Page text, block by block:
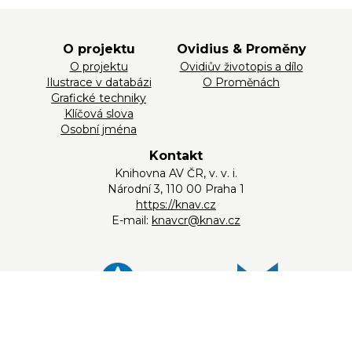
O projektu
O projektu
Ilustrace v databázi
Grafické techniky
Klíčová slova
Osobní jména
Ovidius & Proměny
Ovidiův životopis a dílo
O Proměnách
Kontakt
Knihovna AV ČR, v. v. i.
Národní 3, 110 00 Praha 1
https://knav.cz
E-mail: knavcr@knav.cz